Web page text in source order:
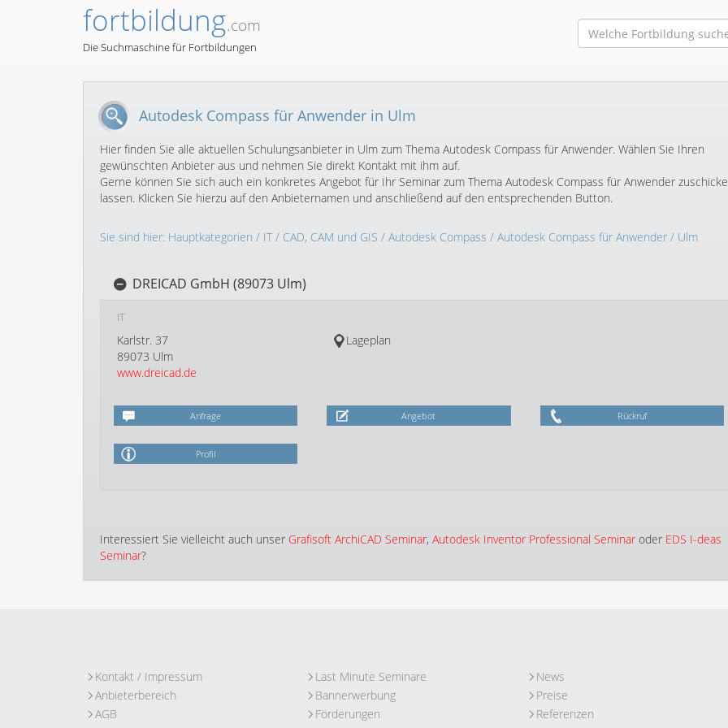
fortbildung.com
Die Suchmaschine für Fortbildungen
Autodesk Compass für Anwender in Ulm
Hier finden Sie alle aktuellen Schulungsanbieter in Ulm zum Thema Autodesk Compass für Anwender. Wählen Sie Ihren
gewünschten Anbieter aus und nehmen Sie direkt Kontakt mit ihm auf.
Gerne können Sie sich auch ein konkretes Angebot für Ihr Seminar zum Thema Autodesk Compass für Anwender
lassen. Klicken Sie hierzu auf den Anbieternamen und anschließend auf den entsprechenden Button.
Sie sind hier: Hauptkategorien / IT/ CAD, CAM und GIS / Autodesk Compass / Autodesk Compass für Anwender / Ulm
DREICAD GmbH (89073 Ulm)
IT
Karlstr. 37
89073 Ulm
www.dreicad.de
Lageplan
Anfrage Angebot Rückruf
Profil
Interessiert Sie vielleicht auch unser Grafisoft ArchiCAD Seminar, Autodesk Inventor Professional Seminar oder EDS I-deas
Seminar?
Kontakt / Impressum
Anbieterbereich
AGB
Last Minute Seminare
Bannerwerbung
Förderungen
News
Preise
Referenzen